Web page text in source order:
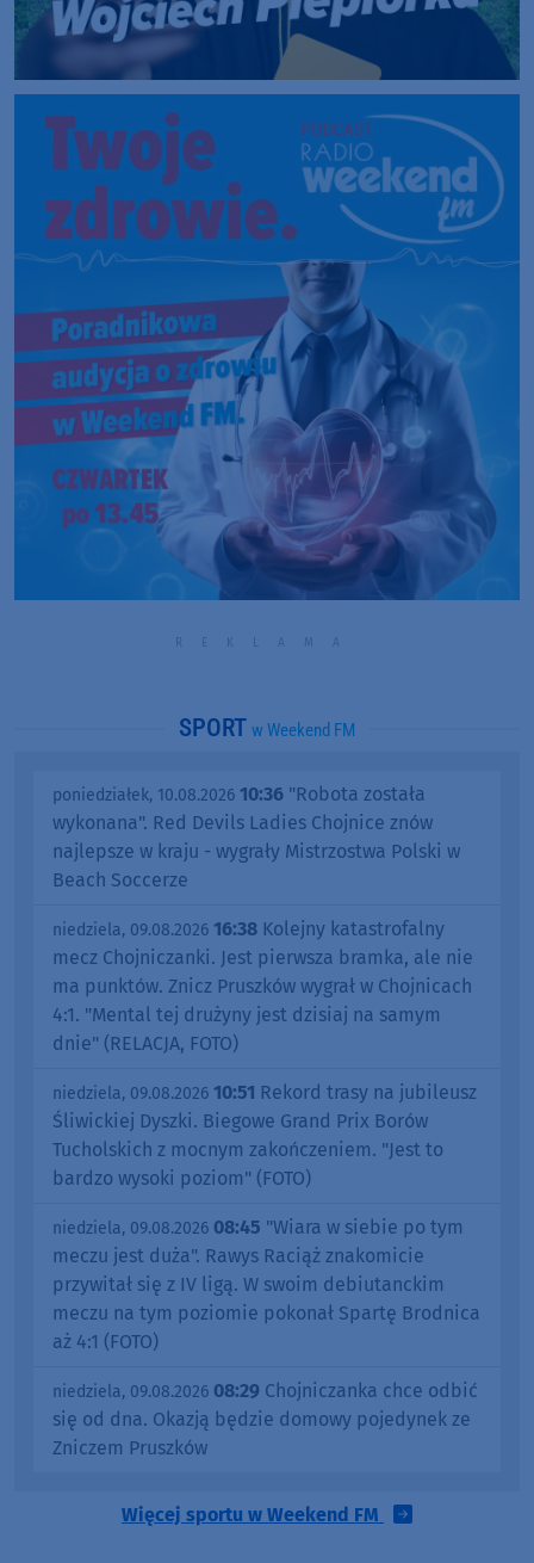
SPORT w Weekend FM
poniedziałek, 10.08.2026 10:36 "Robota została
wykonana". Red Devils Ladies Chojnice znów
najlepsze w kraju - wygrały Mistrzostwa Polski w
Beach Soccerze
niedziela, 09.08.2026 16:38 Kolejny katastrofalny
mecz Chojniczanki. Jest pierwsza bramka, ale nie
ma punktów. Znicz Pruszków wygrał w Chojnicach
4:1. "Mental tej drużyny jest dzisiaj na samym
dnie" (RELACJA, FOTO)
niedziela, 09.08.2026 10:51 Rekord trasy na jubileusz
Śliwickiej Dyszki. Biegowe Grand Prix Borów
Tucholskich z mocnym zakończeniem. "Jest to
bardzo wysoki poziom" (FOTO)
niedziela, 09.08.2026 08:45 "Wiara w siebie po tym
meczu jest duża". Rawys Raciąż znakomicie
przywitał się z IV ligą. W swoim debiutanckim
meczu na tym poziomie pokonał Spartę Brodnica
aż 4:1 (FOTO)
niedziela, 09.08.2026 08:29 Chojniczanka chce odbić
się od dna. Okazją będzie domowy pojedynek ze
Zniczem Pruszków
Więcej sportu w Weekend FM